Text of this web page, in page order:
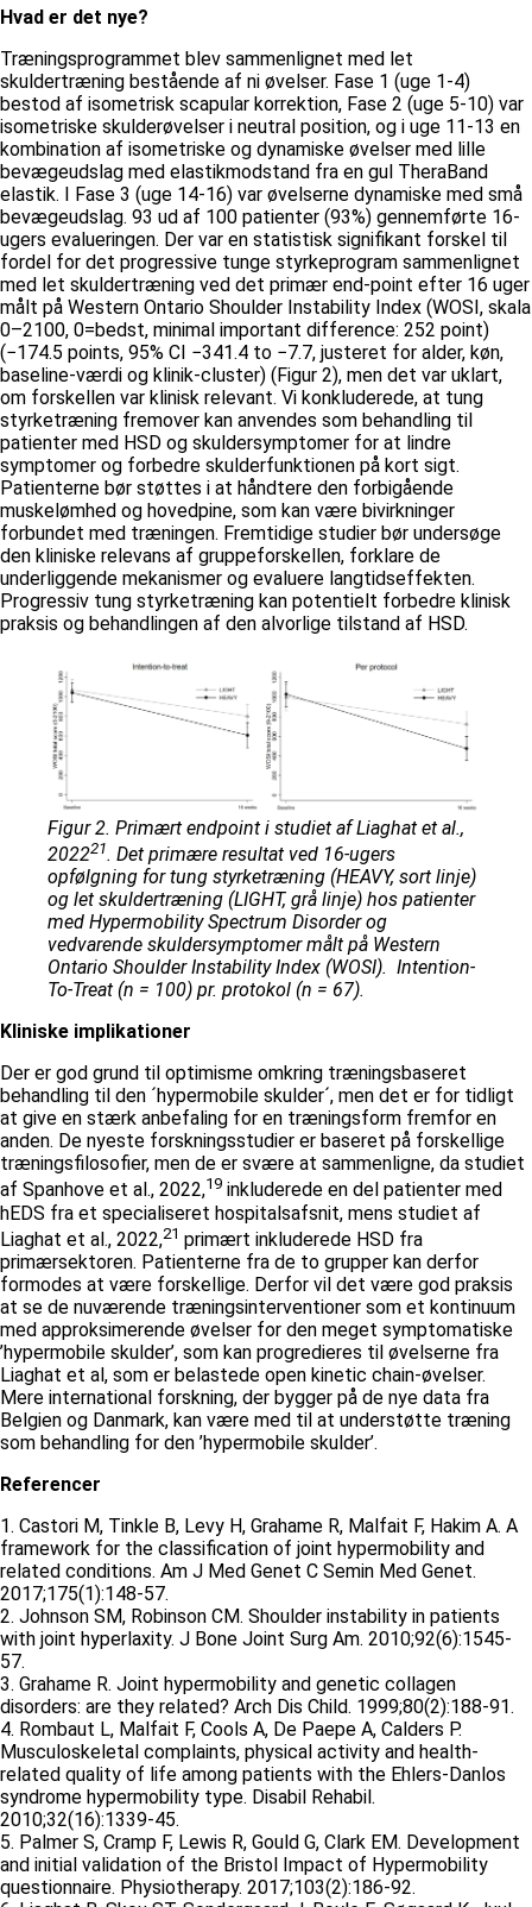
Hvad er det nye?
Træningsprogrammet blev sammenlignet med let
skuldertræning bestående af ni øvelser. Fase 1 (uge 1-4)
bestod af isometrisk scapular korrektion, Fase 2 (uge 5-10) var
isometriske skulderøvelser i neutral position, og i uge 11-13 en
kombination af isometriske og dynamiske øvelser med lille
bevægeudslag med elastikmodstand fra en gul TheraBand
elastik. I Fase 3 (uge 14-16) var øvelserne dynamiske med små
bevægeudslag. 93 ud af 100 patienter (93%) gennemførte 16-
ugers evalueringen. Der var en statistisk signifikant forskel til
fordel for det progressive tunge styrkeprogram sammenlignet
med let skuldertræning ved det primær end-point efter 16 uger
målt på Western Ontario Shoulder Instability Index (WOSI, skala
0–2100, 0=bedst, minimal important difference: 252 point)
(−174.5 points, 95% CI −341.4 to −7.7, justeret for alder, køn,
baseline-værdi og klinik-cluster) (Figur 2), men det var uklart,
om forskellen var klinisk relevant. Vi konkluderede, at tung
styrketræning fremover kan anvendes som behandling til
patienter med HSD og skuldersymptomer for at lindre
symptomer og forbedre skulderfunktionen på kort sigt.
Patienterne bør støttes i at håndtere den forbigående
muskelømhed og hovedpine, som kan være bivirkninger
forbundet med træningen. Fremtidige studier bør undersøge
den kliniske relevans af gruppeforskellen, forklare de
underliggende mekanismer og evaluere langtidseffekten.
Progressiv tung styrketræning kan potentielt forbedre klinisk
praksis og behandlingen af den alvorlige tilstand af HSD.
Figur 2. Primært endpoint i studiet af Liaghat et al.,
202221. Det primære resultat ved 16-ugers
opfølgning for tung styrketræning (HEAVY, sort linje)
og let skuldertræning (LIGHT, grå linje) hos patienter
med Hypermobility Spectrum Disorder og
vedvarende skuldersymptomer målt på Western
Ontario Shoulder Instability Index (WOSI). Intention-
To-Treat (n = 100) pr. protokol (n = 67).
Kliniske implikationer
Der er god grund til optimisme omkring træningsbaseret
behandling til den ´hypermobile skulder´, men det er for tidligt
at give en stærk anbefaling for en træningsform fremfor en
anden. De nyeste forskningsstudier er baseret på forskellige
træningsfilosofier, men de er svære at sammenligne, da studiet
af Spanhove et al., 2022,19 inkluderede en del patienter med
hEDS fra et specialiseret hospitalsafsnit, mens studiet af
Liaghat et al., 2022,21 primært inkluderede HSD fra
primærsektoren. Patienterne fra de to grupper kan derfor
formodes at være forskellige. Derfor vil det være god praksis
at se de nuværende træningsinterventioner som et kontinuum
med approksimerende øvelser for den meget symptomatiske
’hypermobile skulder’, som kan progredieres til øvelserne fra
Liaghat et al, som er belastede open kinetic chain-øvelser.
Mere international forskning, der bygger på de nye data fra
Belgien og Danmark, kan være med til at understøtte træning
som behandling for den ’hypermobile skulder’.
Referencer
1. Castori M, Tinkle B, Levy H, Grahame R, Malfait F, Hakim A. A
framework for the classification of joint hypermobility and
related conditions. Am J Med Genet C Semin Med Genet.
2017;175(1):148-57.
2. Johnson SM, Robinson CM. Shoulder instability in patients
with joint hyperlaxity. J Bone Joint Surg Am. 2010;92(6):1545-
57.
3. Grahame R. Joint hypermobility and genetic collagen
disorders: are they related? Arch Dis Child. 1999;80(2):188-91.
4. Rombaut L, Malfait F, Cools A, De Paepe A, Calders P.
Musculoskeletal complaints, physical activity and health-
related quality of life among patients with the Ehlers-Danlos
syndrome hypermobility type. Disabil Rehabil.
2010;32(16):1339-45.
5. Palmer S, Cramp F, Lewis R, Gould G, Clark EM. Development
and initial validation of the Bristol Impact of Hypermobility
questionnaire. Physiotherapy. 2017;103(2):186-92.